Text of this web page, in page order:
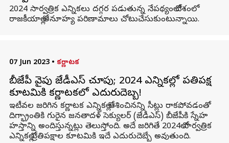
2024 సార్వత్రిక ఎన్నికలు దగ్గర పడుతున్న నేపథ్యంలో దేశంలో
రాజకీయాల్లో అనూహ్య పరిణామాలు చోటుచేసుకుంటున్నాయి.
07 Jun 2023 • కర్ణాటక
బీజేపీ వైపు జేడీఎస్ చూపు; 2024 ఎన్నికల్లో ప్రతిపక్ష
కూటమికి కర్ణాటకలో ఎదురుదెబ్బ!
ఇటీవల జరిగిన కర్ణాటక ఎన్నికల్లో ఆశించినన్ని సీట్లు రాకపోవడంతో
దిగ్భ్రాంతికి గురైన జనతాదళ్ సెక్యులర్ (జేడీఎస్) బీజేపీకి స్నేహ
హస్తాన్ని అందిస్తున్నట్లు తెలుస్తోంది. అదే జరిగితే 2024లో సార్వత్రిక
ఎన్నికల్లో ప్రతిపక్షాల కూటమికి ఇదే ఎదురుదెబ్బే అవుతుంది.